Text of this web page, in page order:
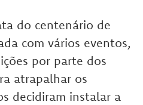
do centenário de
com vários eventos,
por parte dos
atrapalhar os
decidiram instalar a